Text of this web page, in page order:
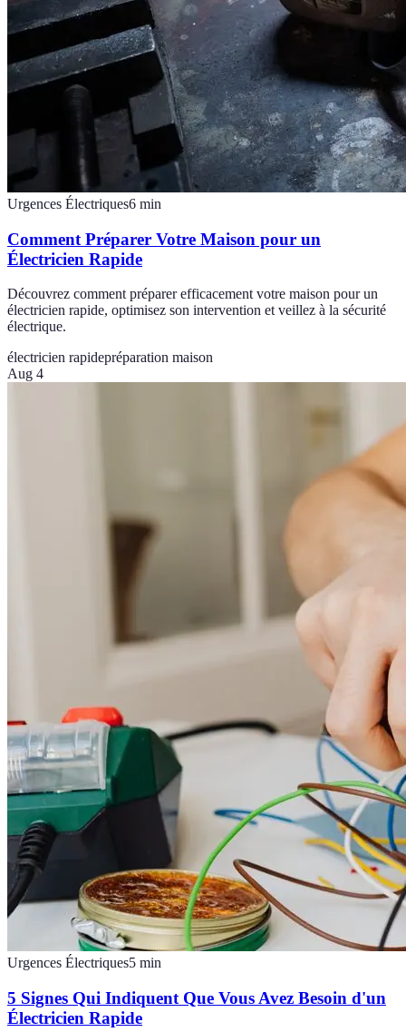
Urgences Électriques6 min
Comment Préparer Votre Maison pour un
Électricien Rapide
Découvrez comment préparer efficacement votre maison pour un
électricien rapide, optimisez son intervention et veillez à la sécurité
électrique.
électricien rapidepréparation maison
Aug 4
Urgences Électriques5 min
5 Signes Qui Indiquent Que Vous Avez Besoin d'un
Électricien Rapide